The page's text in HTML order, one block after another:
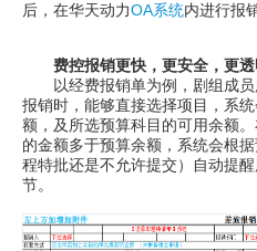
后，在华天动力OA系统内进行报
费控报销更快，更安全，更透
以经费报销单为例，剧组成员
报销时，能够直接选择项目，系
额，及所选预算科目的可用余额
的金额多于预算余额，系统会根
程特批还是不允许提交）自动提
节。